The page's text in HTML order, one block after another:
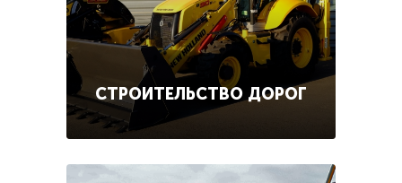
СТРОИТЕЛЬСТВО ДОРОГ